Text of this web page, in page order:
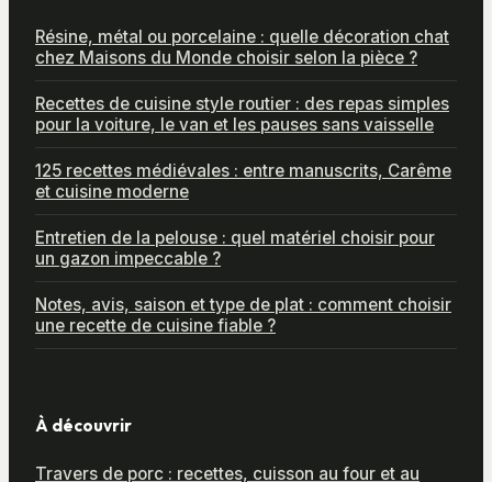
Résine, métal ou porcelaine : quelle décoration chat
chez Maisons du Monde choisir selon la pièce ?
Recettes de cuisine style routier : des repas simples
pour la voiture, le van et les pauses sans vaisselle
125 recettes médiévales : entre manuscrits, Carême
et cuisine moderne
Entretien de la pelouse : quel matériel choisir pour
un gazon impeccable ?
Notes, avis, saison et type de plat : comment choisir
une recette de cuisine fiable ?
À découvrir
Travers de porc : recettes, cuisson au four et au